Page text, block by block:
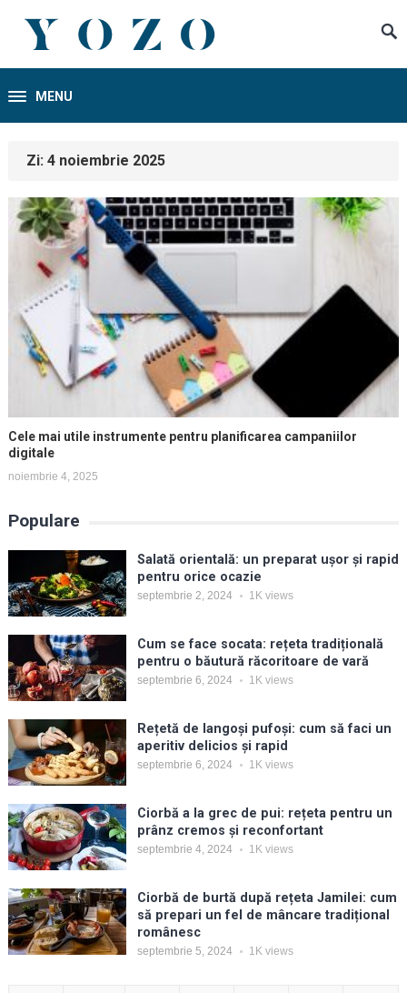
MENU
Zi: 4 noiembrie 2025
Cele mai utile instrumente pentru planificarea campaniilor
digitale
noiembrie 4, 2025
Populare
Salată orientală: un preparat ușor și rapid
pentru orice ocazie
septembrie 2, 2024 1Kviews
Cum se face socata: rețeta tradițională
pentru o băutură răcoritoare de vară
septembrie 6, 2024 1Kviews
Rețetă de langoși pufoși: cum să faci un
aperitiv delicios și rapid
septembrie 6, 2024 1Kviews
Ciorbă a la grec de pui: rețeta pentru un
prânz cremos și reconfortant
septembrie 4, 2024 1Kviews
Ciorbă de burtă după rețeta Jamilei: cum
să prepari un fel de mâncare tradițional
românesc
septembrie 5, 2024 1Kviews